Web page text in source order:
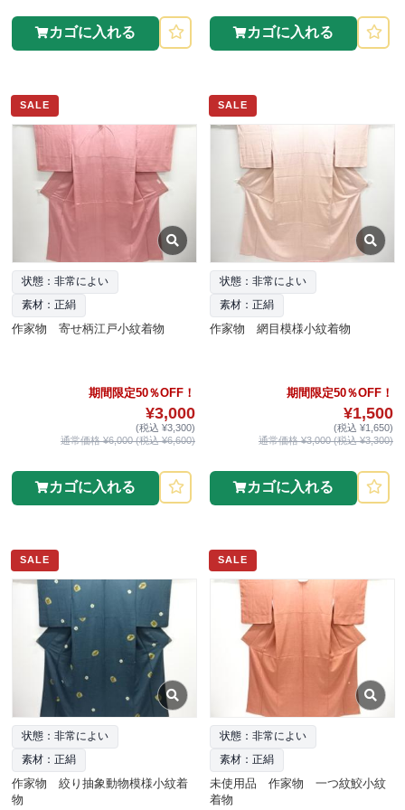
カゴに入れる カゴに入れる
SALE
状態：非常によい
素材：正絹
作家物 寄せ柄江戸小紋着物
期間限定50％OFF！
¥3,000
(税込 ¥3,300)
通常価格 ¥6,000 (税込 ¥6,600)
カゴに入れる
SALE
状態：非常によい
素材：正絹
作家物 網目模様小紋着物
期間限定50％OFF！
¥1,500
(税込 ¥1,650)
通常価格 ¥3,000 (税込 ¥3,300)
カゴに入れる
SALE
状態：非常によい
素材：正絹
作家物 絞り抽象動物模様小紋着
物
SALE
状態：非常によい
素材：正絹
未使用品 作家物 一つ紋鮫小紋
着物